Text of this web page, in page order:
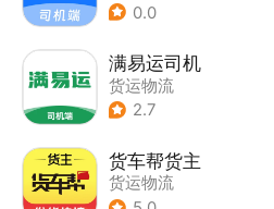
0.0
满易运司机
货运物流
2.7
货车帮货主
货运物流